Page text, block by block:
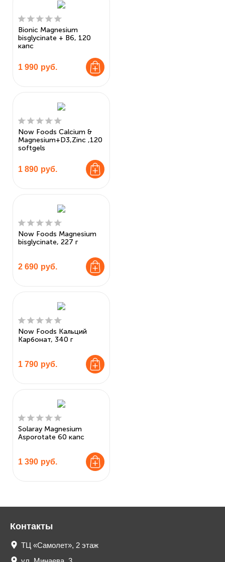
Bionic Magnesium
bisglycinate + B6, 120
капс
1 990 руб.
Now Foods Calcium &
Magnesium+D3,Zinc ,120
softgels
1 890 руб.
Now Foods Magnesium
bisglycinate, 227 г
2 690 руб.
Now Foods Кальций
Карбонат, 340 г
1 790 руб.
Solaray Magnesium
Asporotate 60 капс
1 390 руб.
Контакты
ТЦ «Самолет», 2 этаж